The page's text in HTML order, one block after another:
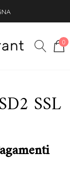
ORDINE
0
SSL